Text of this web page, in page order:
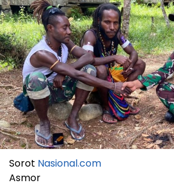
Sorot Nasional.com
Asmor